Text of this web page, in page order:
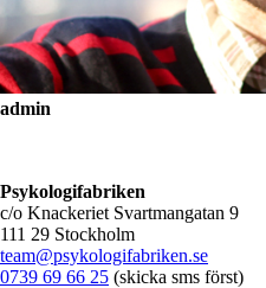
admin
Psykologifabriken
c/o Knackeriet Svartmangatan 9
111 29 Stockholm
team@psykologifabriken.se
0739 69 66 25 (skicka sms först)